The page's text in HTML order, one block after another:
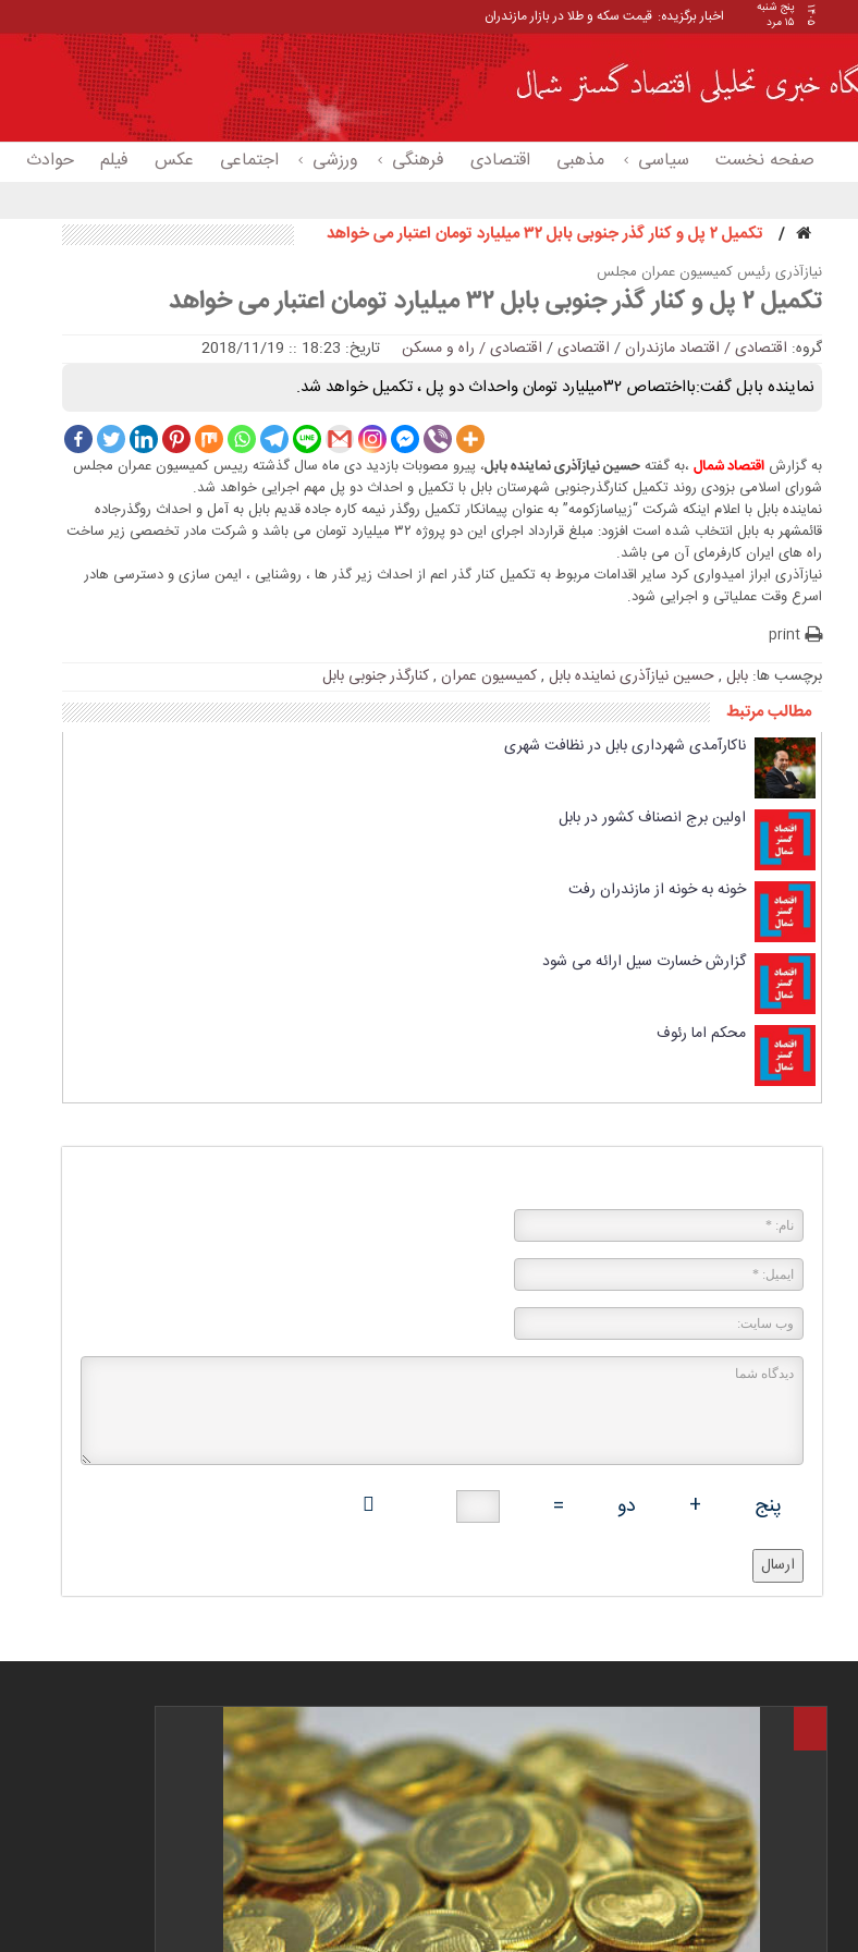
۱۴۰۵
پنج شنبه
۱۵ مرد
اخبار برگزیده: قیمت سکه و طلا در بازار مازندران
صفحه نخست سیاسی مذهبی اقتصادی فرهنگی ورزشی اجتماعی عکس فیلم حوادث
تکمیل ۲ پل و کنار گذر جنوبی بابل ۳۲ میلیارد تومان اعتبار می خواهد
نیازآذری رئیس کمیسیون عمران مجلس
تکمیل ۲ پل و کنار گذر جنوبی بابل ۳۲ میلیارد تومان اعتبار می خواهد
گروه: اقتصادی / اقتصاد مازندران/ اقتصادی/ اقتصادی / راه و مسکن تاریخ: 18:23 :: 2018/11/19
نماینده بابل گفت:بااختصاص ۳۲میلیارد تومان واحداث دو پل ، تکمیل خواهد شد.
به گزارش اقتصاد شمال ،به گفتهحسین نیازآذری نماینده بابل، پیرو مصوبات بازدید دی ماه سال گذشته رییس کمیسیون عمران مجلس
شورای اسلامی بزودی روند تکمیل کنارگذرجنوبی شهرستان بابل با تکمیل و احداث دو پل مهم اجرایی خواهد شد.
نماینده بابل با اعلام اینکه شرکت “زیباسازکومه” به عنوان پیمانکار تکمیل روگذر نیمه کاره جاده قدیم بابل به آمل و احداث روگذرجاده
قائمشهر به بابل انتخاب شده است افزود: مبلغ قرارداد اجرای این دو پروژه ۳۲ میلیارد تومان می باشد و شرکت مادر تخصصی زیر ساخت
راه های ایران کارفرمای آن می باشد.
نیازآذری ابراز امیدواری کرد سایر اقدامات مربوط به تکمیل کنار گذر اعم از احداث زیر گذر ها ، روشنایی ، ایمن سازی و دسترسی هادر
اسرع وقت عملیاتی و اجرایی شود.
print
برچسب ها:بابل ,حسین نیازآذری نماینده بابل ,کمیسیون عمران ,کنارگذر جنوبی بابل
مطالب مرتبط
ناکارآمدی شهرداری بابل در نظافت شهری
اولین برج انصناف کشور در بابل
خونه به خونه از مازندران رفت
گزارش خسارت سیل ارائه می شود
محکم اما رئوف
پنج + دو =
ارسال